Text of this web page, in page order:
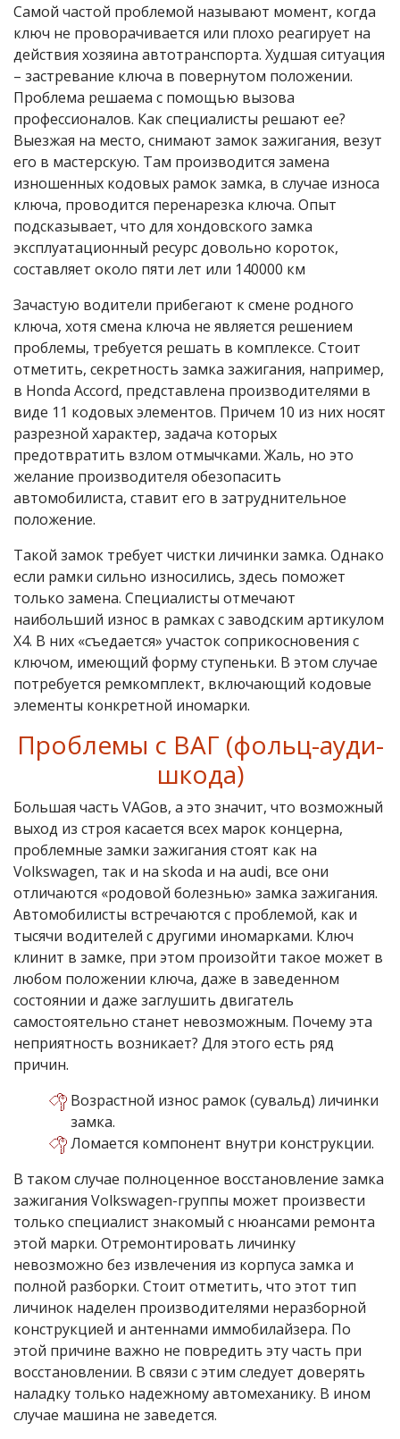
Самой частой проблемой называют момент, когда
ключ не проворачивается или плохо реагирует на
действия хозяина автотранспорта. Худшая ситуация
– застревание ключа в повернутом положении.
Проблема решаема с помощью вызова
профессионалов. Как специалисты решают ее?
Выезжая на место, снимают замок зажигания, везут
его в мастерскую. Там производится замена
изношенных кодовых рамок замка, в случае износа
ключа, проводится перенарезка ключа. Опыт
подсказывает, что для хондовского замка
эксплуатационный ресурс довольно короток,
составляет около пяти лет или 140000 км
Зачастую водители прибегают к смене родного
ключа, хотя смена ключа не является решением
проблемы, требуется решать в комплексе. Стоит
отметить, секретность замка зажигания, например,
в Honda Accord, представлена производителями в
виде 11 кодовых элементов. Причем 10 из них носят
разрезной характер, задача которых
предотвратить взлом отмычками. Жаль, но это
желание производителя обезопасить
автомобилиста, ставит его в затруднительное
положение.
Такой замок требует чистки личинки замка. Однако
если рамки сильно износились, здесь поможет
только замена. Специалисты отмечают
наибольший износ в рамках с заводским артикулом
X4. В них «съедается» участок соприкосновения с
ключом, имеющий форму ступеньки. В этом случае
потребуется ремкомплект, включающий кодовые
элементы конкретной иномарки.
Проблемы с ВАГ (фольц-ауди-
шкода)
Большая часть VAGов, а это значит, что возможный
выход из строя касается всех марок концерна,
проблемные замки зажигания стоят как на
Volkswagen, так и на skoda и на audi, все они
отличаются «родовой болезнью» замка зажигания.
Автомобилисты встречаются с проблемой, как и
тысячи водителей с другими иномарками. Ключ
клинит в замке, при этом произойти такое может в
любом положении ключа, даже в заведенном
состоянии и даже заглушить двигатель
самостоятельно станет невозможным. Почему эта
неприятность возникает? Для этого есть ряд
причин.
Возрастной износ рамок (сувальд) личинки
замка.
Ломается компонент внутри конструкции.
В таком случае полноценное восстановление замка
зажигания Volkswagen-группы может произвести
только специалист знакомый с нюансами ремонта
этой марки. Отремонтировать личинку
невозможно без извлечения из корпуса замка и
полной разборки. Стоит отметить, что этот тип
личинок наделен производителями неразборной
конструкцией и антеннами иммобилайзера. По
этой причине важно не повредить эту часть при
восстановлении. В связи с этим следует доверять
наладку только надежному автомеханику. В ином
случае машина не заведется.